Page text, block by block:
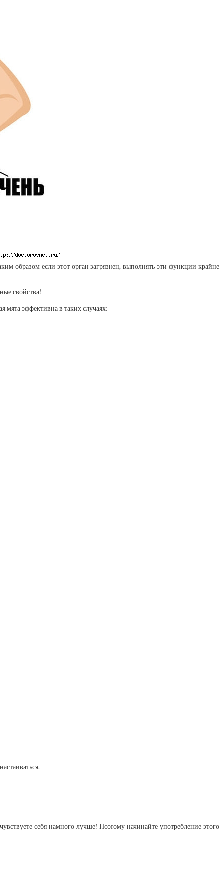
образом если этот орган загрязнен, выполнять эти функции крайне
свойства!
мята эффективна в таких случаях:
себя намного лучше! Поэтому начинайте употребление этого